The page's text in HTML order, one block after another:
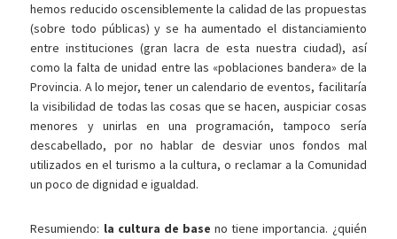
hemos reducido oscensiblemente la calidad de las propuestas
(sobre todo públicas) y se ha aumentado el distanciamiento
entre instituciones (gran lacra de esta nuestra ciudad), así
como la falta de unidad entre las «poblaciones bandera» de la
Provincia. A lo mejor, tener un calendario de eventos, facilitaría
la visibilidad de todas las cosas que se hacen, auspiciar cosas
menores y unirlas en una programación, tampoco sería
descabellado, por no hablar de desviar unos fondos mal
utilizados en el turismo a la cultura, o reclamar a la Comunidad
un poco de dignidad e igualdad.
Resumiendo: la cultura de base no tiene importancia. ¿quién